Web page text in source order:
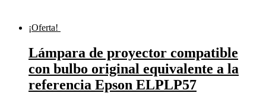
¡Oferta!
Lámpara de proyector compatible
con bulbo original equivalente a la
referencia Epson ELPLP57